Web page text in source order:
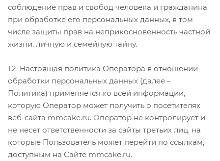
соблюдение прав и свобод человека и гражданина
при обработке его персональных данных, в том
числе защиты прав на неприкосновенность частной
жизни, личную и семейную тайну.
1.2. Настоящая политика Оператора в отношении
обработки персональных данных (далее –
Политика) применяется ко всей информации,
которую Оператор может получить о посетителях
веб-сайта mmcake.ru. Оператор не контролирует и
не несет ответственности за сайты третьих лиц, на
которые Пользователь может перейти по ссылкам,
доступным на Сайте mmcake.ru.